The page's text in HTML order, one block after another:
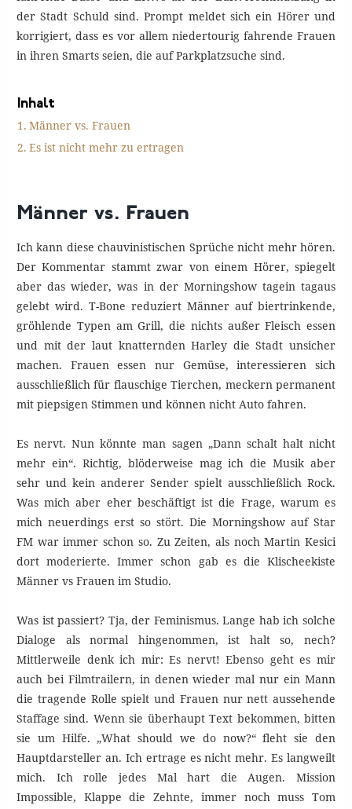
der Stadt Schuld sind. Prompt meldet sich ein Hörer und
korrigiert, dass es vor allem niedertourig fahrende Frauen
in ihren Smarts seien, die auf Parkplatzsuche sind.
Inhalt
Männer vs. Frauen
Es ist nicht mehr zu ertragen
Männer vs. Frauen
Ich kann diese chauvinistischen Sprüche nicht mehr hören.
Der Kommentar stammt zwar von einem Hörer, spiegelt
aber das wieder, was in der Morningshow tagein tagaus
gelebt wird. T-Bone reduziert Männer auf biertrinkende,
gröhlende Typen am Grill, die nichts außer Fleisch essen
und mit der laut knatternden Harley die Stadt unsicher
machen. Frauen essen nur Gemüse, interessieren sich
ausschließlich für flauschige Tierchen, meckern permanent
mit piepsigen Stimmen und können nicht Auto fahren.
Es nervt. Nun könnte man sagen „Dann schalt halt nicht
mehr ein“. Richtig, blöderweise mag ich die Musik aber
sehr und kein anderer Sender spielt ausschließlich Rock.
Was mich aber eher beschäftigt ist die Frage, warum es
mich neuerdings erst so stört. Die Morningshow auf Star
FM war immer schon so. Zu Zeiten, als noch Martin Kesici
dort moderierte. Immer schon gab es die Klischeekiste
Männer vs Frauen im Studio.
Was ist passiert? Tja, der Feminismus. Lange hab ich solche
Dialoge als normal hingenommen, ist halt so, nech?
Mittlerweile denk ich mir: Es nervt! Ebenso geht es mir
auch bei Filmtrailern, in denen wieder mal nur ein Mann
die tragende Rolle spielt und Frauen nur nett aussehende
Staffage sind. Wenn sie überhaupt Text bekommen, bitten
sie um Hilfe. „What should we do now?“ fleht sie den
Hauptdarsteller an. Ich ertrage es nicht mehr. Es langweilt
mich. Ich rolle jedes Mal hart die Augen. Mission
Impossible, Klappe die Zehnte, immer noch muss Tom